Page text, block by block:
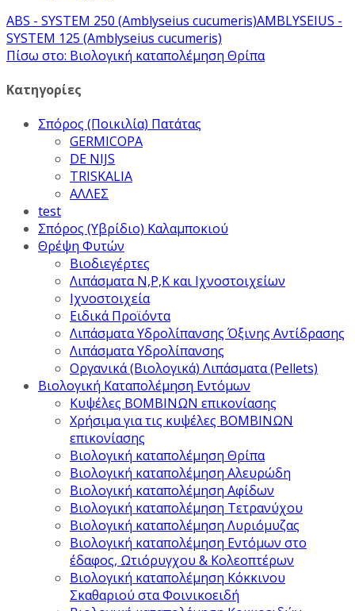
ABS - SYSTEM 250 (Amblyseius cucumeris)AMBLYSEIUS -
SYSTEM 125 (Amblyseius cucumeris)
Πίσω στο: Βιολογική καταπολέμηση Θρίπα
Κατηγορίες
Σπόρος (Ποικιλία) Πατάτας
GERMICOPA
DE NIJS
TRISKALIA
ΑΛΛΕΣ
test
Σπόρος (Υβρίδιο) Καλαμποκιού
Θρέψη Φυτών
Βιοδιεγέρτες
Λιπάσματα Ν,Ρ,Κ και Ιχνοστοιχείων
Ιχνοστοιχεία
Ειδικά Προϊόντα
Λιπάσματα Υδρολίπανσης Όξινης Αντίδρασης
Λιπάσματα Υδρολίπανσης
Οργανικά (Βιολογικά) Λιπάσματα (Pellets)
Βιολογική Καταπολέμηση Εντόμων
Κυψέλες ΒΟΜΒΙΝΩΝ επικονίασης
Χρήσιμα για τις κυψέλες ΒΟΜΒΙΝΩΝ
επικονίασης
Βιολογική καταπολέμηση Θρίπα
Βιολογική καταπολέμηση Αλευρώδη
Βιολογική καταπολέμηση Αφίδων
Βιολογική καταπολέμηση Τετρανύχου
Βιολογική καταπολέμηση Λυριόμυζας
Βιολογική καταπολέμηση Εντόμων στο
έδαφος, Ωτιόρυγχου & Κολεοπτέρων
Βιολογική καταπολέμηση Κόκκινου
Σκαθαριού στα Φοινικοειδή